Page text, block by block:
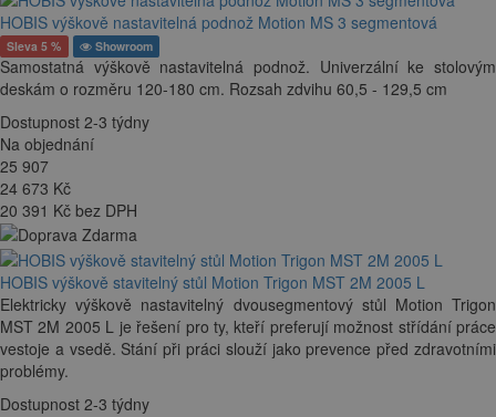
HOBIS výškově nastavitelná podnož Motion MS 3 segmentová
Sleva 5 % Showroom
Samostatná výškově nastavitelná podnož. Univerzální ke stolovým
deskám o rozměru 120-180 cm. Rozsah zdvihu 60,5 - 129,5 cm
Dostupnost 2-3 týdny
Na objednání
25 907
24 673 Kč
20 391 Kč bez DPH
HOBIS výškově stavitelný stůl Motion Trigon MST 2M 2005 L
Elektricky výškově nastavitelný dvousegmentový stůl Motion Trigon
MST 2M 2005 L je řešení pro ty, kteří preferují možnost střídání práce
vestoje a vsedě. Stání při práci slouží jako prevence před zdravotními
problémy.
Dostupnost 2-3 týdny